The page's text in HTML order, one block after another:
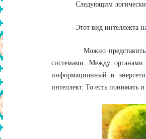
Следующим логическим
Этот вид интеллекта
Можно представить
системами. Между органами
информационный и
интеллект. То есть понимать